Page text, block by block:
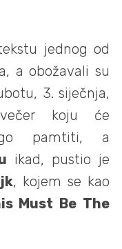
jednog od
a obožavali su
3. siječnja,
koju će
pamtiti, a
ikad, pustio je
, kojem se kao
Must Be The